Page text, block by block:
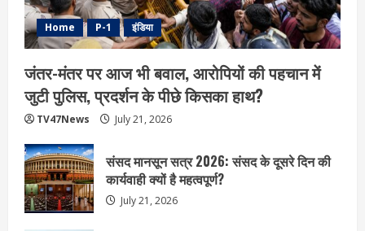
Home P-1 इंडिया
जंतर-मंतर पर आज भी बवाल, आरोपियों की पहचान में
जुटी पुलिस, प्रदर्शन के पीछे किसका हाथ?
TV47News July 21, 2026
संसद मानसून सत्र 2026: संसद के दूसरे दिन की
कार्यवाही क्यों है महत्वपूर्ण?
July 21, 2026